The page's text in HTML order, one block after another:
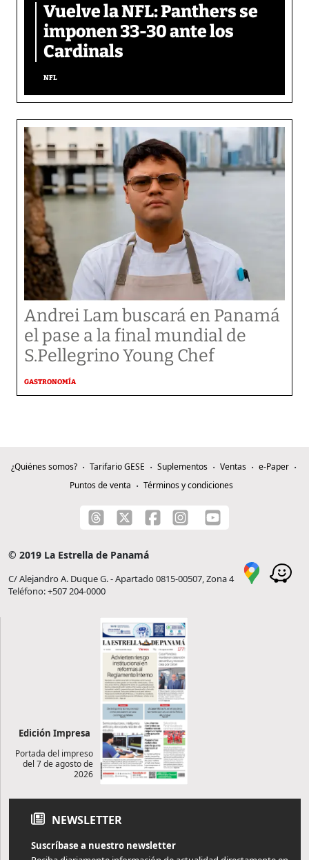
Vuelve la NFL: Panthers se
imponen 33-30 ante los
Cardinals
NFL
Andrei Lam buscará en Panamá
el pase a la final mundial de
S.Pellegrino Young Chef
GASTRONOMÍA
¿Quiénes somos? Tarifario GESE Suplementos Ventas
e-Paper
Puntos de venta
Términos y condiciones
© 2019 La Estrella de Panamá
C/ Alejandro A. Duque G. - Apartado 0815-00507, Zona 4
Teléfono: +507 204-0000
Edición Impresa
Portada del impreso
del 7 de agosto de
2026
NEWSLETTER
Suscríbase a nuestro newsletter